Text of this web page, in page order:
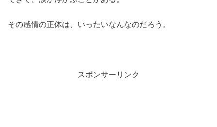
その感情の正体は、いったいなんなのだろう。
スポンサーリンク